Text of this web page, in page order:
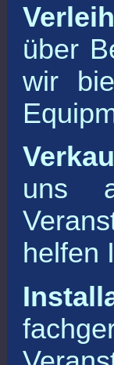
über
wir
uns
helfen